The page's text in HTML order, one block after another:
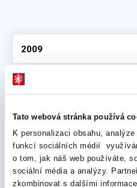
Tato webová stránka používá
K personalizaci obsahu,
funkcí sociálních médií
o tom, jak náš web používáte,
sociální média a analýzy.
zkombinovat s dalšími
Vyberte
2009
leden 2009
Rozpočet EU na rok
13. ledna 2009